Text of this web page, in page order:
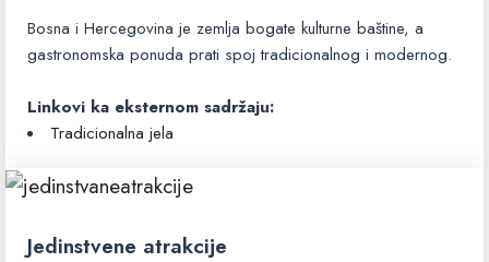
Bosna i Hercegovina je zemlja bogate kulturne baštine, a
gastronomska ponuda prati spoj tradicionalnog i modernog.
Linkovi ka eksternom sadržaju:
Tradicionalna jela
Jedinstvene atrakcije